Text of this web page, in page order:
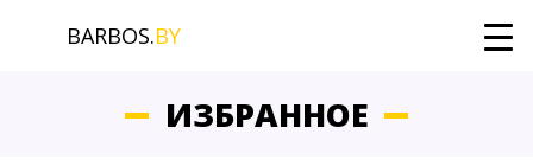
BARBOS.BY
ИЗБРАННОЕ